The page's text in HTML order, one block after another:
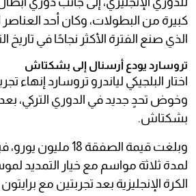
كبيرة من البطولات، وكان أحد العناصر
الذي صنع الفترة الأكثر نجاحًا في تاريخ
تروسارد يودع أرسنال إلى بشكتاش
اختار البلجيكي لياندرو تروسارد إنهاء
وخوض تحدٍ جديد في الدوري التركي، بعد
بشكتاش.
وبلغت قيمة الصفقة 18
لمدة ثلاثة مواسم مع خيار التمديد
الكرة الإنجليزية بعد تجربتين مع